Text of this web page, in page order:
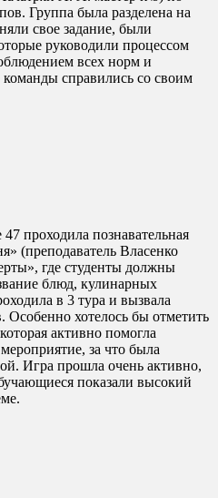
Группа была разделена на
свое задание, были
руководили процессом
всех норм и
команды справились со своим
проходила познавательная
(преподаватель Власенко
где студенты должны
блюд, кулинарных
в 3 тура и вызвала
Особенно хотелось бы отметить
активно помогла
за что была
Игра прошла очень активно,
показали высокий